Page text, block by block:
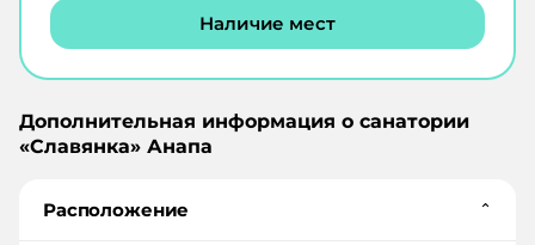
Наличие мест
Дополнительная информация о санатории
«Славянка» Анапа
Расположение ⌄